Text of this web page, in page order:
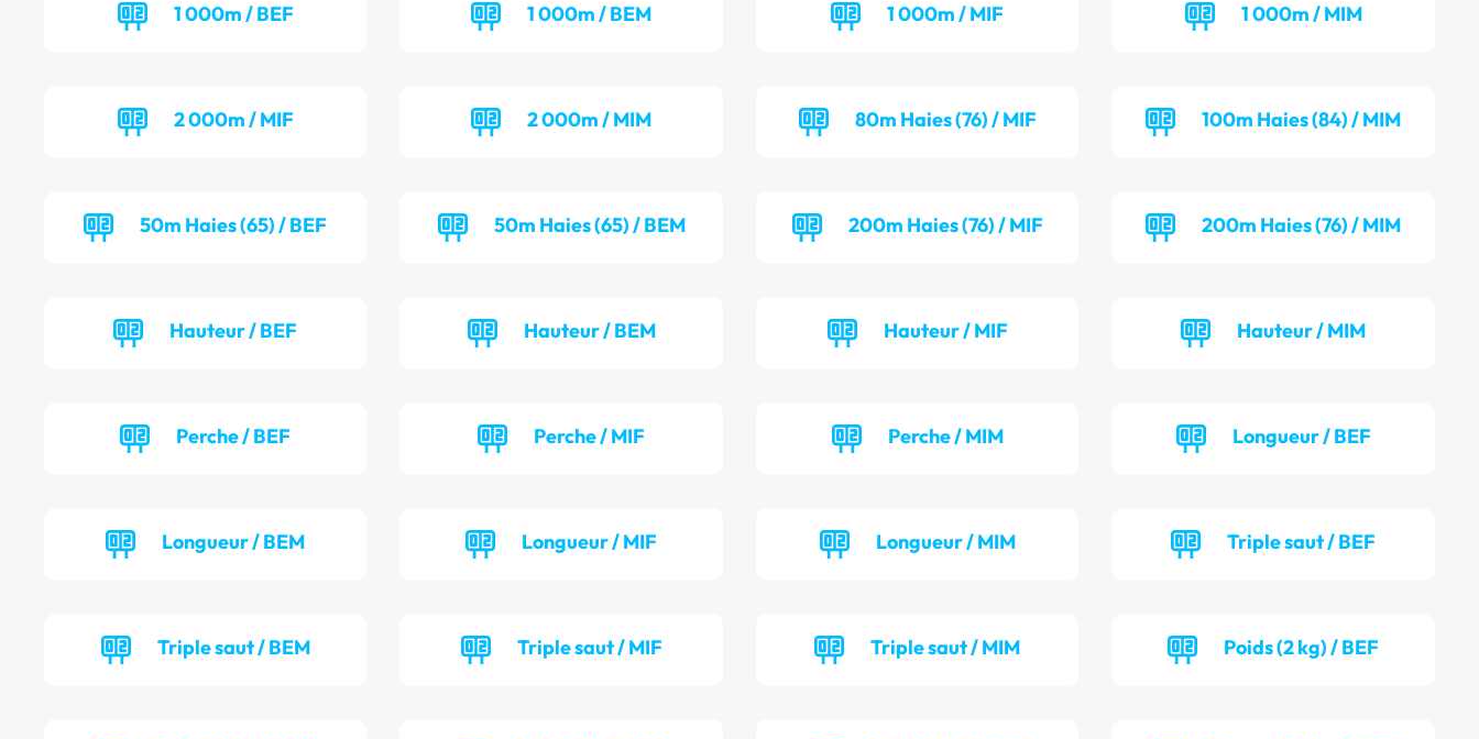
1 000m / BEF 1 000m / BEM 1 000m / MIF 1 000m / MIM
2 000m / MIF 2 000m / MIM 80m Haies (76) / MIF 100m Haies (84) / MIM
50m Haies (65) / BEF 50m Haies (65) / BEM 200m Haies (76) / MIF 200m Haies (76) / MIM
Hauteur / BEF Hauteur / BEM Hauteur / MIF Hauteur / MIM
Perche / BEF Perche / MIF Perche / MIM Longueur / BEF
Longueur / BEM Longueur / MIF Longueur / MIM Triple saut / BEF
Triple saut / BEM Triple saut / MIF Triple saut / MIM Poids (2 kg) / BEF